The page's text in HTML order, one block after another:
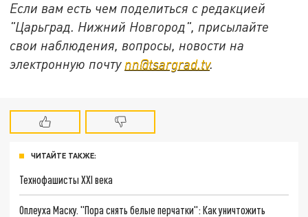
Если вам есть чем поделиться с редакцией
"Царьград. Нижний Новгород", присылайте
свои наблюдения, вопросы, новости на
электронную почту nn@tsargrad.tv.
ЧИТАЙТЕ ТАКЖЕ:
Технофашисты XXI века
Оплеуха Маску. "Пора снять белые перчатки": Как уничтожить